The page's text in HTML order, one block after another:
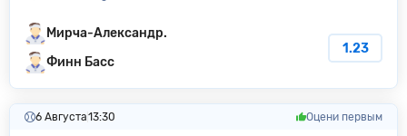
Мирча-Александр.
Финн Басс
1.23
6 Августа13:30 Оцени первым